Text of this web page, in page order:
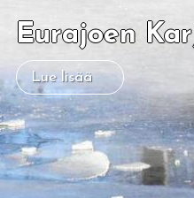
Eurajoen
Lue lisää